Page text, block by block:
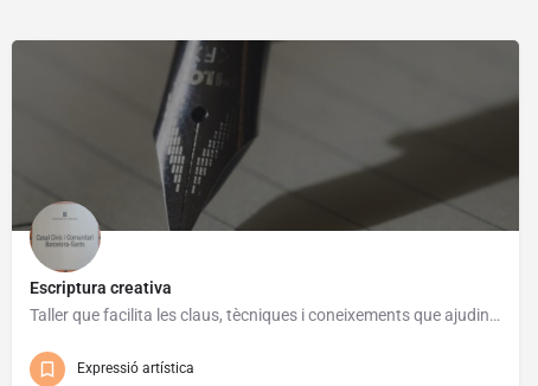
Escriptura creativa
Taller que facilita les claus, tècniques i coneixements que ajudin a la persona participant a escriure els…
Gratuït
Expressió artística